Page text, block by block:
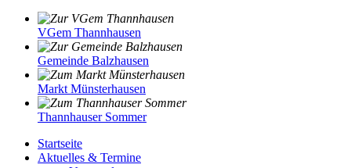
VGem Thannhausen
Gemeinde Balzhausen
Markt Münsterhausen
Thannhauser Sommer
Startseite
Aktuelles & Termine